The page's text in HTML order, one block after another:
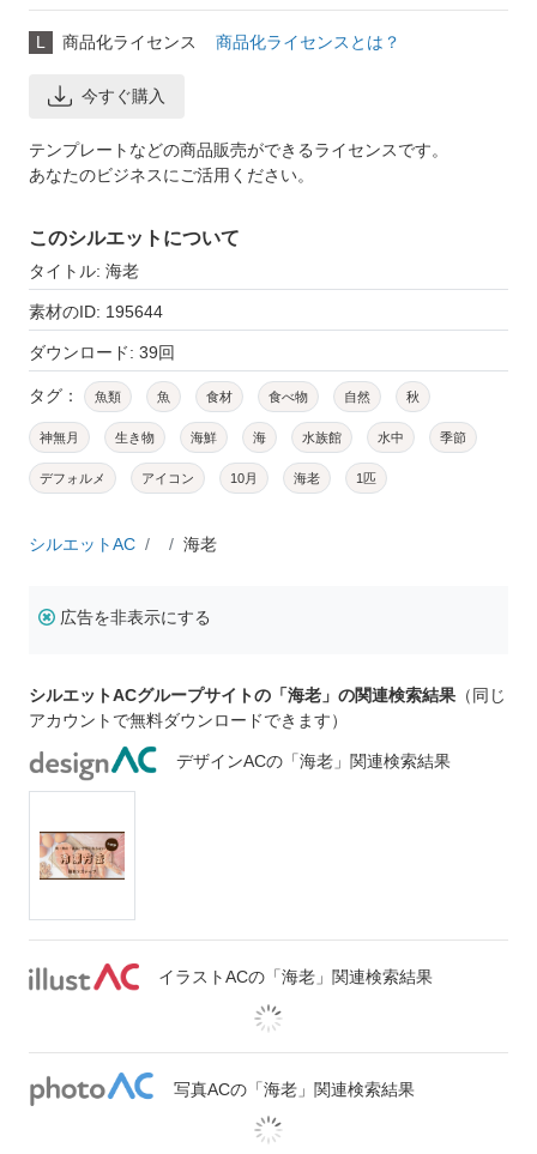
L 商品化ライセンス 商品化ライセンスとは？
今すぐ購入
テンプレートなどの商品販売ができるライセンスです。
あなたのビジネスにご活用ください。
このシルエットについて
タイトル: 海老
素材のID: 195644
ダウンロード: 39回
タグ： 魚類 魚 食材 食べ物 自然 秋
神無月 生き物 海鮮 海 水族館 水中 季節
デフォルメ アイコン 10月 海老 1匹
シルエットAC 海老
広告を非表示にする
シルエットACグループサイトの「海老」の関連検索結果 （同じ
アカウントで無料ダウンロードできます）
デザインACの「海老」関連検索結果
イラストACの「海老」関連検索結果
写真ACの「海老」関連検索結果